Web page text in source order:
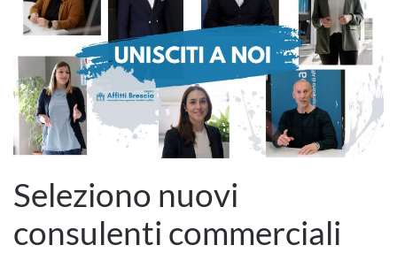
Seleziono nuovi
consulenti commerciali